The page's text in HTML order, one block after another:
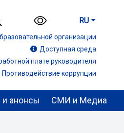
RU
организации
Доступная среда
плате руководителя
Противодействие коррупции
и анонсы СМИ и Медиа